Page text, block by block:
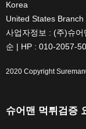
Korea
United States
사업자정보 : (주)슈
순 | HP : 010-2057-
2020 Copyright
슈어맨 먹튀검증